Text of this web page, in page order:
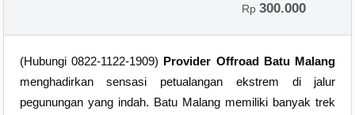
Rp300.000
(Hubungi 0822-1122-1909) Provider Offroad Batu Malang
menghadirkan sensasi petualangan ekstrem di jalur
pegunungan yang indah. Batu Malang memiliki banyak trek